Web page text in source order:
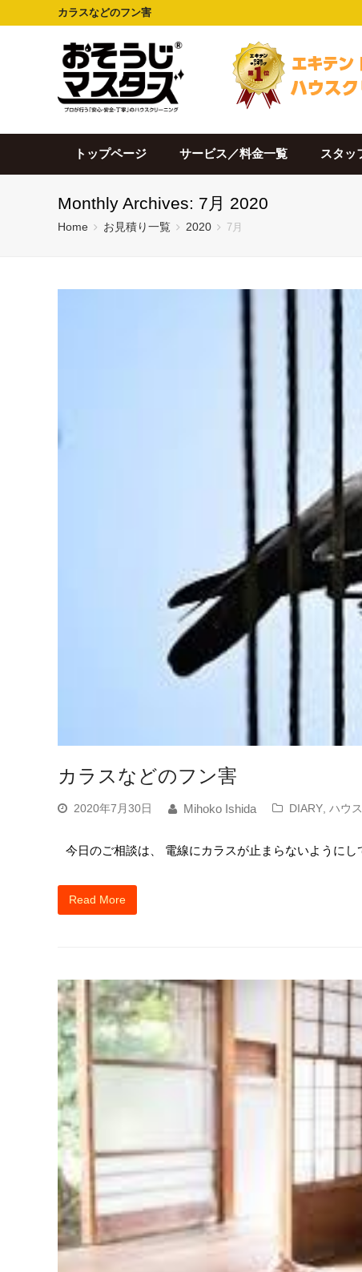
カラスなどのフン害
トップページ サービス／料金一覧 スタッ
Monthly Archives: 7月 2020
Home お見積り一覧 2020 7月
カラスなどのフン害
2020年7月30日 Mihoko Ishida DIARY ハウ
今日のご相談は、 電線にカラスが止まらないように
Read More